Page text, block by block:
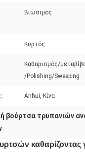
Βιώσιμος
Κυρτός
Καθαρισμός/
/Polishing/Sweeping
Anhui, Κίνα
βούρτσα τρυπανιών